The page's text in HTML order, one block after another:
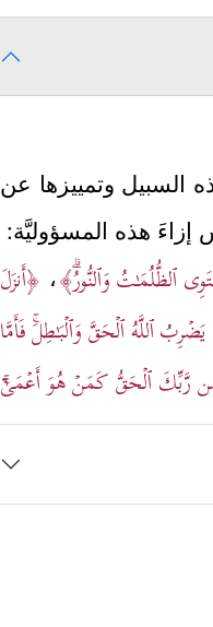
السبيل وتمييزها عن
إزاءَ هذه المسؤوليَّة:
ٱلظُّلُمَـٰتُ وَٱلنُّورُۗ﴾، ﴿أَنزَلَ
ٱللَّهُ ٱلۡحَقَّ وَٱلۡبَـٰطِلَۚ فَأَمَّا
رَّبِّكَ ٱلۡحَقُّ كَمَنۡ هُوَ أَعۡمَىٰۤۚ